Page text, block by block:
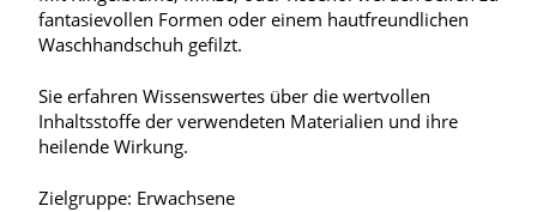
fantasievollen Formen oder einem hautfreundlichen
Waschhandschuh gefilzt.
Sie erfahren Wissenswertes über die wertvollen
Inhaltsstoffe der verwendeten Materialien und ihre
heilende Wirkung.
Zielgruppe: Erwachsene